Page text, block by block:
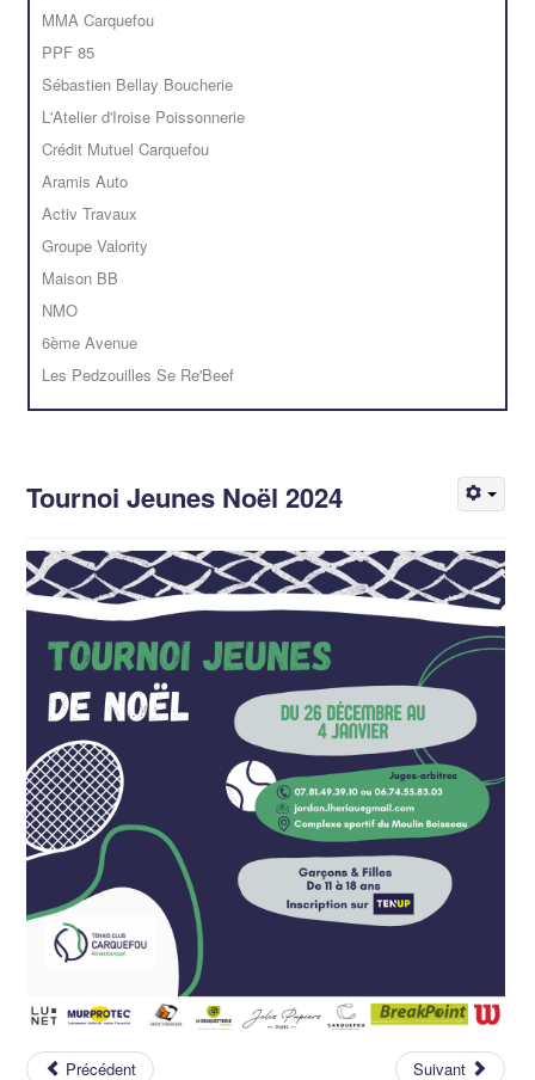
MMA Carquefou
PPF 85
Sébastien Bellay Boucherie
L'Atelier d'Iroise Poissonnerie
Crédit Mutuel Carquefou
Aramis Auto
Activ Travaux
Groupe Valority
Maison BB
NMO
6ème Avenue
Les Pedzouilles Se Re'Beef
Tournoi Jeunes Noël 2024
Précédent Suivant